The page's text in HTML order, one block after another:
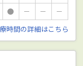
● － －
－
時間の詳細はこちら